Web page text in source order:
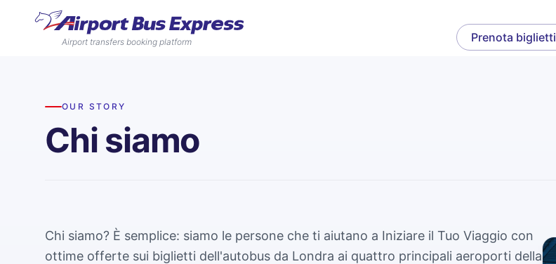
Airport transfers booking platform Prenota biglietti
OUR STORY
Chi siamo
Chi siamo? È semplice: siamo le persone che ti aiutano a Iniziare il Tuo Viaggio con
ottime offerte sui biglietti dell'autobus da Londra ai quattro principali aeroporti della